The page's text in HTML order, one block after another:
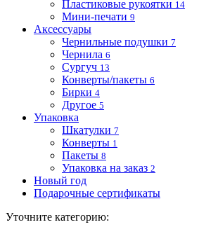
Пластиковые рукоятки 14
Мини-печати 9
Аксессуары
Чернильные подушки 7
Чернила 6
Сургуч 13
Конверты/пакеты 6
Бирки 4
Другое 5
Упаковка
Шкатулки 7
Конверты 1
Пакеты 8
Упаковка на заказ 2
Новый год
Подарочные сертификаты
Уточните категорию: